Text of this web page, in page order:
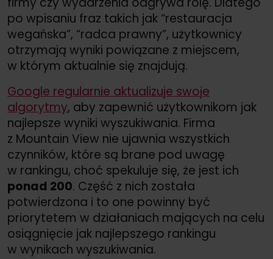
po wpisaniu fraz takich jak “restauracja
wegańska”, “radca prawny”, użytkownicy
otrzymają wyniki powiązane z miejscem,
w którym aktualnie się znajdują.
Google regularnie aktualizuje swoje
algorytmy, aby zapewnić użytkownikom jak
najlepsze wyniki wyszukiwania. Firma
z Mountain View nie ujawnia wszystkich
czynników, które są brane pod uwagę
w rankingu, choć spekuluje się, że jest ich
ponad 200. Część z nich została
potwierdzona i to one powinny być
priorytetem w działaniach mających na celu
osiągnięcie jak najlepszego rankingu
w wynikach wyszukiwania.